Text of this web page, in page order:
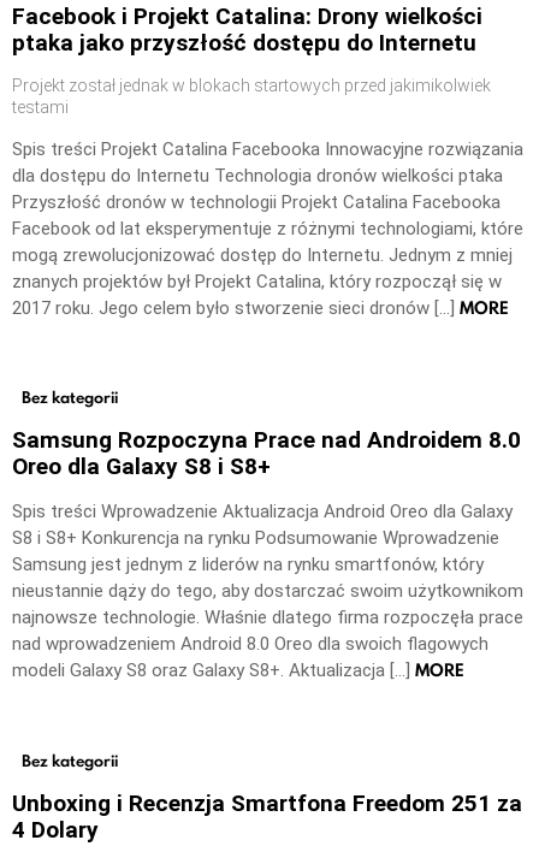
Facebook i Projekt Catalina: Drony wielkości
ptaka jako przyszłość dostępu do Internetu
Projekt został jednak w blokach startowych przed jakimikolwiek
testami
Spis treści Projekt Catalina Facebooka Innowacyjne rozwiązania
dla dostępu do Internetu Technologia dronów wielkości ptaka
Przyszłość dronów w technologii Projekt Catalina Facebooka
Facebook od lat eksperymentuje z różnymi technologiami, które
mogą zrewolucjonizować dostęp do Internetu. Jednym z mniej
znanych projektów był Projekt Catalina, który rozpoczął się w
2017 roku. Jego celem było stworzenie sieci dronów […] MORE
Bez kategorii
Samsung Rozpoczyna Prace nad Androidem 8.0
Oreo dla Galaxy S8 i S8+
Spis treści Wprowadzenie Aktualizacja Android Oreo dla Galaxy
S8 i S8+ Konkurencja na rynku Podsumowanie Wprowadzenie
Samsung jest jednym z liderów na rynku smartfonów, który
nieustannie dąży do tego, aby dostarczać swoim użytkownikom
najnowsze technologie. Właśnie dlatego firma rozpoczęła prace
nad wprowadzeniem Android 8.0 Oreo dla swoich flagowych
modeli Galaxy S8 oraz Galaxy S8+. Aktualizacja […] MORE
Bez kategorii
Unboxing i Recenzja Smartfona Freedom 251 za
4 Dolary